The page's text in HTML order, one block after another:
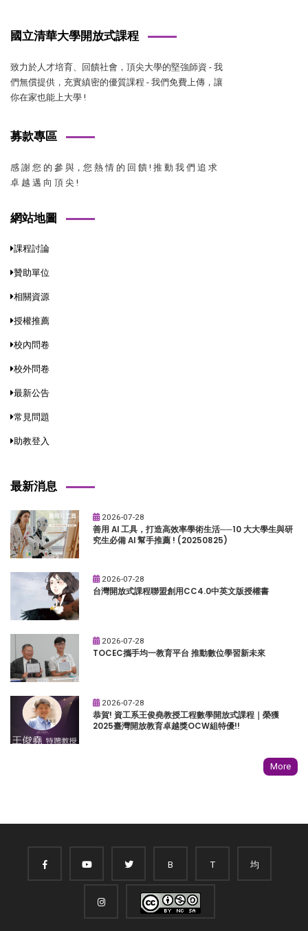
國立清華大學開放式課程
致力於人才培育、回饋社會，頂尖大學的堅強師資 - 我
們無償提供，充實縝密的優質課程 - 我們免費上傳，讓
你在家也能上大學 !
募款專區
感 謝 您 的 參 與，您 熱 情 的 回 饋 ! 推 動 我 們 追 求
卓 越 邁 向 頂 尖 !
網站地圖
課程討論
贊助單位
相關資源
授權推薦
校內問卷
校外問卷
最新公告
常見問題
助教登入
最新消息
2026-07-28
善用 AI 工具，打造高效率學術生活──10 大大學生與研
究生必備 AI 幫手推薦 ! (20250825)
2026-07-28
台灣開放式課程聯盟創用CC4.0中英文版授權書
2026-07-28
TOCEC攜手均一教育平台 推動數位學習新未來
2026-07-28
恭賀! 資工系王俊堯教授工程數學開放式課程｜榮獲
2025臺灣開放教育卓越獎OCW組特優!!
More
B T 均